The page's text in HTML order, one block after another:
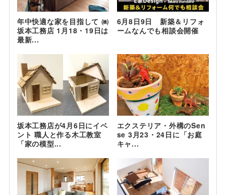
年中快適な家を目指して ㈱
坂本工務店 1月18・19日は
最新...
6月8日9日 新築＆リフォ
ームなんでも相談会開催
坂本工務店が4月6日にイベ
ント 職人と作る木工教室
「家の模型...
エクステリア・外構のSen
se 3月23・24日に「お庭
キャ...